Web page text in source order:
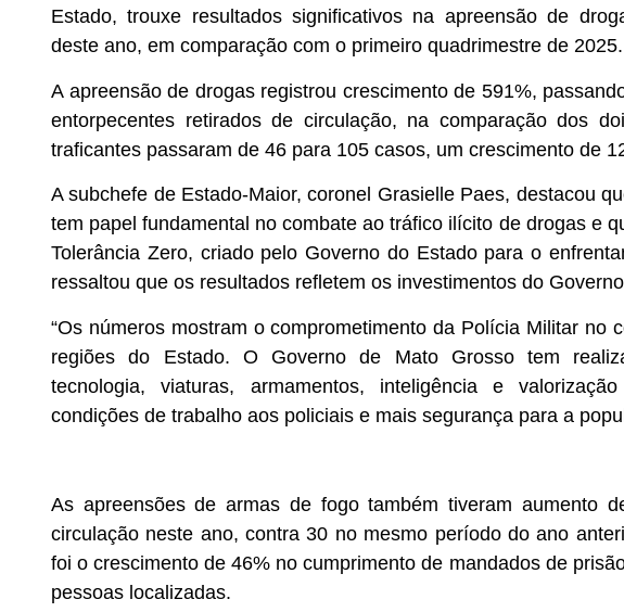
Estado, trouxe resultados significativos na apreensão de
deste ano, em comparação com o primeiro quadrimestre de 2025.
A apreensão de drogas registrou crescimento de 591%,
entorpecentes retirados de circulação, na comparação dos
traficantes passaram de 46 para 105 casos, um crescimento de
A subchefe de Estado-Maior, coronel Grasielle Paes, destacou
tem papel fundamental no combate ao tráfico ilícito de drogas e
Tolerância Zero, criado pelo Governo do Estado para o
ressaltou que os resultados refletem os investimentos do
“Os números mostram o comprometimento da Polícia Militar no
regiões do Estado. O Governo de Mato Grosso tem
tecnologia, viaturas, armamentos, inteligência e
condições de trabalho aos policiais e mais segurança para a
As apreensões de armas de fogo também tiveram aumento
circulação neste ano, contra 30 no mesmo período do ano
foi o crescimento de 46% no cumprimento de mandados de
pessoas localizadas.